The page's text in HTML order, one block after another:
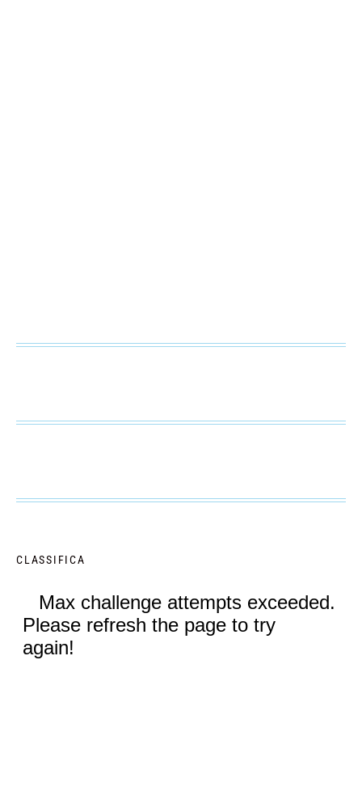
CLASSIFICA